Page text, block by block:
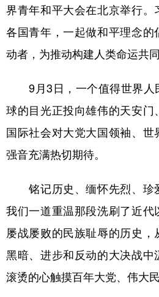
界青年和平大会在北京举行。
各国青年，一起做和平理念的
动者，为推动构建人类命运共
9月3日，一个值得世界人
球的目光正投向雄伟的天安门
国际社会对大党大国领袖、世
强音充满热切期待。
铭记历史、缅怀先烈、珍
我们一道重温那段洗刷了近代
屡战屡败的民族耻辱的历史，
黑暗、进步和反动的大决战中
滚烫的心触摸百年大党、伟大